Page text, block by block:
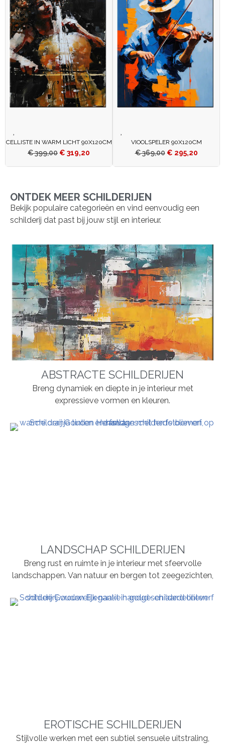
CELLISTE IN WARM LICHT 90X120CM
€399,00 € 319,20
VIOOLSPELER 90X120CM
€369,00 € 295,20
ONTDEK MEER SCHILDERIJEN
Bekijk populaire categorieën en vind eenvoudig een
schilderij dat past bij jouw stijl en interieur.
ABSTRACTE SCHILDERIJEN
Breng dynamiek en diepte in je interieur met
expressieve vormen en kleuren.
LANDSCHAP SCHILDERIJEN
Breng rust en ruimte in je interieur met sfeervolle
landschappen. Van natuur en bergen tot zeegezichten,
EROTISCHE SCHILDERIJEN
Stijlvolle werken met een subtiel sensuele uitstraling,